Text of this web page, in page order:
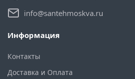
info@santehmoskva.ru
Информация
Контакты
Доставка и Оплата